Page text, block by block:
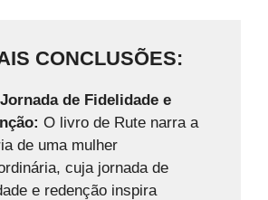
CONCLUSÕES:
de Fidelidade e
O livro de Rute narra a
de uma mulher
cuja jornada de
e redenção inspira